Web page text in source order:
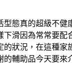
型態真的超級不健
下滑因為常常要配
狀況，在這種
的輔助品今天要